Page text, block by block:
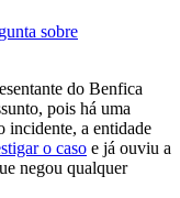
sobre
do Benfica
pois há uma
incidente, a entidade
o caso e já ouviu a
negou qualquer